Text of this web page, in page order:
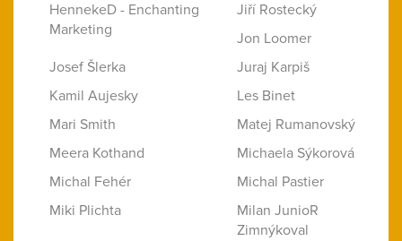
HennekeD - Enchanting
Marketing
Jiří Rostecký
Jon Loomer
Josef Šlerka
Juraj Karpiš
Kamil Aujesky
Les Binet
Mari Smith
Matej Rumanovský
Meera Kothand
Michaela Sýkorová
Michal Fehér
Michal Pastier
Miki Plichta
Milan JunioR
Zimnýkoval